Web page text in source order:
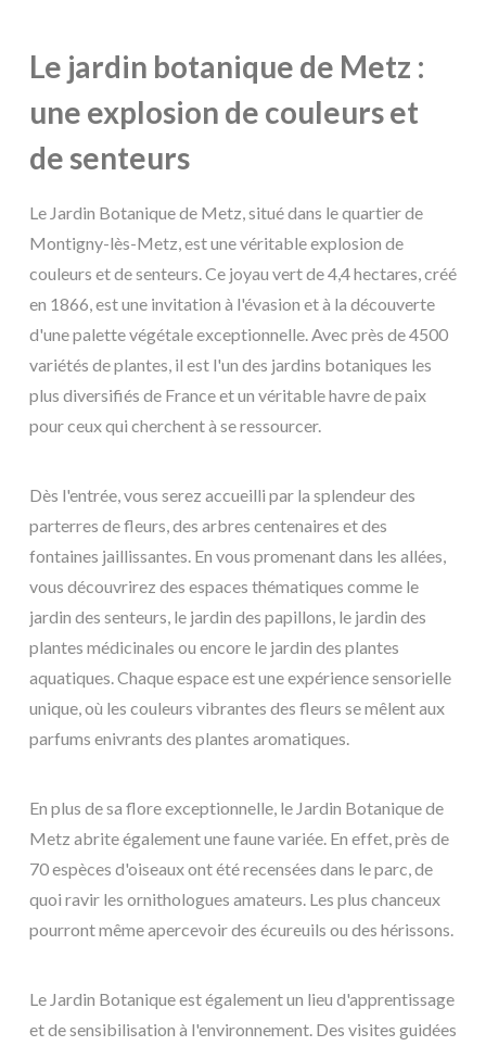
Le jardin botanique de Metz :
une explosion de couleurs et
de senteurs
Le Jardin Botanique de Metz, situé dans le quartier de
Montigny-lès-Metz, est une véritable explosion de
couleurs et de senteurs. Ce joyau vert de 4,4 hectares, créé
en 1866, est une invitation à l'évasion et à la découverte
d'une palette végétale exceptionnelle. Avec près de 4500
variétés de plantes, il est l'un des jardins botaniques les
plus diversifiés de France et un véritable havre de paix
pour ceux qui cherchent à se ressourcer.
Dès l'entrée, vous serez accueilli par la splendeur des
parterres de fleurs, des arbres centenaires et des
fontaines jaillissantes. En vous promenant dans les allées,
vous découvrirez des espaces thématiques comme le
jardin des senteurs, le jardin des papillons, le jardin des
plantes médicinales ou encore le jardin des plantes
aquatiques. Chaque espace est une expérience sensorielle
unique, où les couleurs vibrantes des fleurs se mêlent aux
parfums enivrants des plantes aromatiques.
En plus de sa flore exceptionnelle, le Jardin Botanique de
Metz abrite également une faune variée. En effet, près de
70 espèces d'oiseaux ont été recensées dans le parc, de
quoi ravir les ornithologues amateurs. Les plus chanceux
pourront même apercevoir des écureuils ou des hérissons.
Le Jardin Botanique est également un lieu d'apprentissage
et de sensibilisation à l'environnement. Des visites guidées